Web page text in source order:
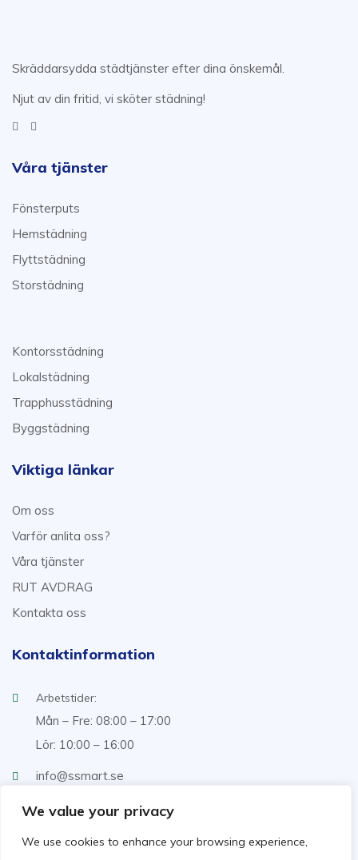
We value your privacy
We use cookies to enhance your browsing experience,
Skräddarsydda städtjänster efter dina önskemål.
Njut av din fritid, vi sköter städning!
Våra tjänster
Fönsterputs
Hemstädning
Flyttstädning
Storstädning
Kontorsstädning
Lokalstädning
Trapphusstädning
Byggstädning
Viktiga länkar
Om oss
Varför anlita oss?
Våra tjänster
RUT AVDRAG
Kontakta oss
Kontaktinformation
Arbetstider:
Mån – Fre: 08:00 – 17:00
Lör: 10:00 – 16:00
info@ssmart.se
+46707322222